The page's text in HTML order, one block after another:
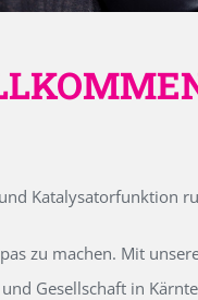
Katalysatorfunktion
zu machen. Mit
Gesellschaft in